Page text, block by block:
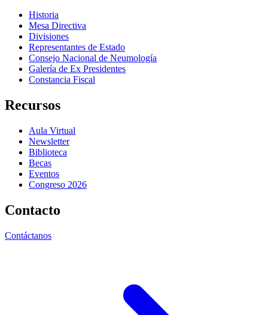
Historia
Mesa Directiva
Divisiones
Representantes de Estado
Consejo Nacional de Neumología
Galería de Ex Presidentes
Constancia Fiscal
Recursos
Aula Virtual
Newsletter
Biblioteca
Becas
Eventos
Congreso 2026
Contacto
Contáctanos